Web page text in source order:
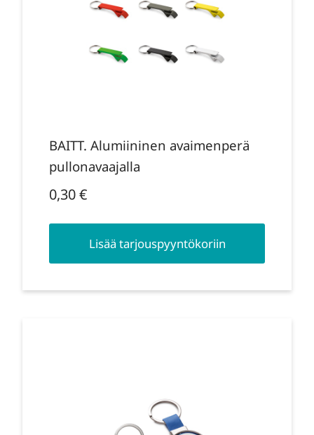
BAITT. Alumiininen avaimenperä
pullonavaajalla
0,30€
Lisää tarjouspyyntökoriin